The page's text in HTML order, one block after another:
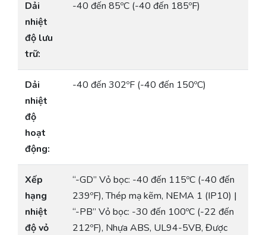
Dải
nhiệt
độ lưu
trữ:
-40 đến 85ºC (-40 đến 185ºF)
Dải
nhiệt
độ
hoạt
động:
-40 đến 302ºF (-40 đến 150ºC)
Xếp
hạng
nhiệt
độ vỏ
“-GD” Vỏ bọc: -40 đến 115ºC (-40 đến
239ºF), Thép mạ kẽm, NEMA 1 (IP10) |
“-PB” Vỏ bọc: -30 đến 100ºC (-22 đến
212ºF), Nhựa ABS, UL94-5VB, Được